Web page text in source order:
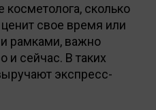
косметолога, сколько
ценит свое время или
рамками, важно
и сейчас. В таких
экспресс-